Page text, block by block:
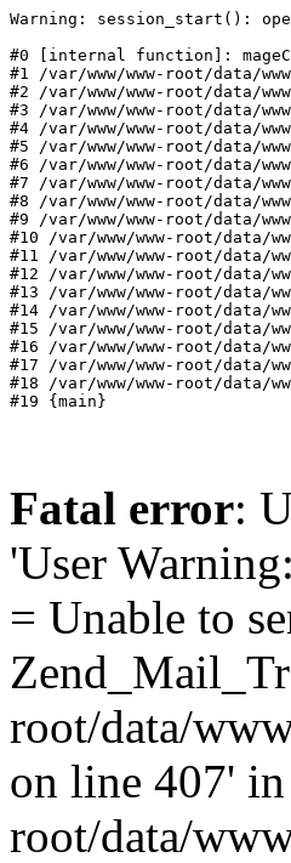
Warning: session_start():
#0 [internal function]:
#1 /var/www/www-root/data/
#2 /var/www/www-root/data/
#3 /var/www/www-root/data/
#4 /var/www/www-root/data/
#5 /var/www/www-root/data/
#6 /var/www/www-root/data/
#7 /var/www/www-root/data/
#8 /var/www/www-root/data/
#9 /var/www/www-root/data/
#10 /var/www/www-root/data/
#11 /var/www/www-root/data/
#12 /var/www/www-root/data/
#13 /var/www/www-root/
#14 /var/www/www-root/data/
#15 /var/www/www-root/data/
#16 /var/www/www-root/data/
#17 /var/www/www-root/data/
#18 /var/www/www-root/
#19 {main}
Fatal error:
'User
= Unable to
root/data/
on line 407'
root/data/